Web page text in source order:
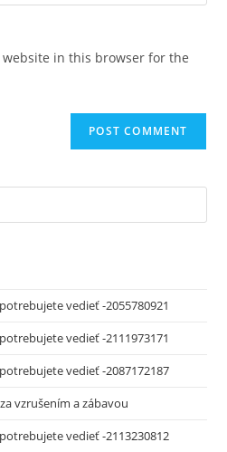
website in this browser for the
vedieť -2055780921
vedieť -2111973171
vedieť -2087172187
vzrušením a zábavou
vedieť -2113230812